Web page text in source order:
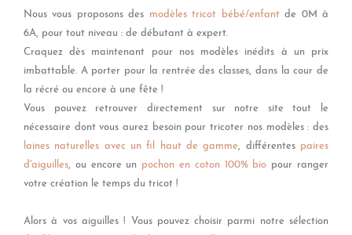
Nous vous proposons des modèles tricot bébé/enfantde 0M à
6A, pour tout niveau : de débutant à expert.
Craquez dès maintenant pour nos modèles inédits à un prix
imbattable. A porter pour la rentrée des classes, dans la cour de
la récré ou encore à une fête !
Vous pouvez retrouver directement sur notre site tout le
nécessaire dont vous aurez besoin pour tricoter nos modèles : des
laines naturelles avec un fil haut de gamme, différentes paires
d'aiguilles, ou encore un pochon en coton 100% bio pour ranger
votre création le temps du tricot !
Alors à vos aiguilles ! Vous pouvez choisir parmi notre sélection